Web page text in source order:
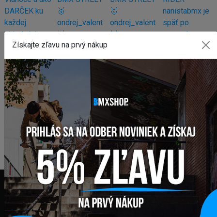
Získajte zľavu na prvý nákup